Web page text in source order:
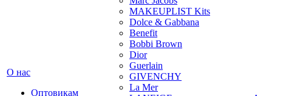
О нас
Оптовикам
MAKEUPLIST Kits
Dolce & Gabbana
Benefit
Bobbi Brown
Dior
Guerlain
GIVENCHY
La Mer